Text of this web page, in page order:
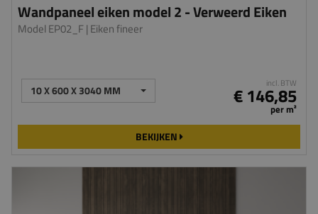
Wandpaneel eiken model 2 - Verweerd Eiken
Model EP02_F | Eiken fineer
10 X 600 X 3040 MM incl. BTW
€ 146,85
per m²
BEKIJKEN